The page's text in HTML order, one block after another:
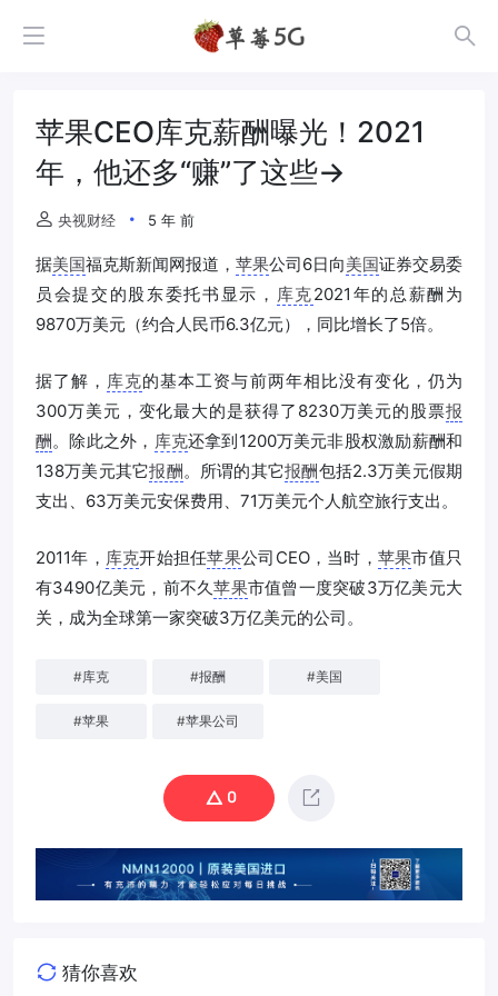
苹果CEO库克薪酬曝光！2021
年，他还多“赚”了这些→
央视财经 5 年 前
据美国福克斯新闻网报道， 苹果公司6日向美国证券交易委
员会提交的股东委托书显示， 库克2021年的总薪酬为
9870万美元（约合人民币6.3亿元），同比增长了5倍。
据了解， 库克的基本工资与前两年相比没有变化，仍为
300万美元，变化最大的是获得了8230万美元的股票报
酬。除此之外， 库克还拿到1200万美元非股权激励薪酬和
138万美元其它报酬。所谓的其它报酬包括2.3万美元假期
支出、63万美元安保费用、71万美元个人航空旅行支出。
2011年， 库克开始担任苹果公司CEO，当时， 苹果市值只
有3490亿美元，前不久苹果市值曾一度突破3万亿美元大
关，成为全球第一家突破3万亿美元的公司。
#库克 #报酬 #美国
#苹果 #苹果公司
0
猜你喜欢